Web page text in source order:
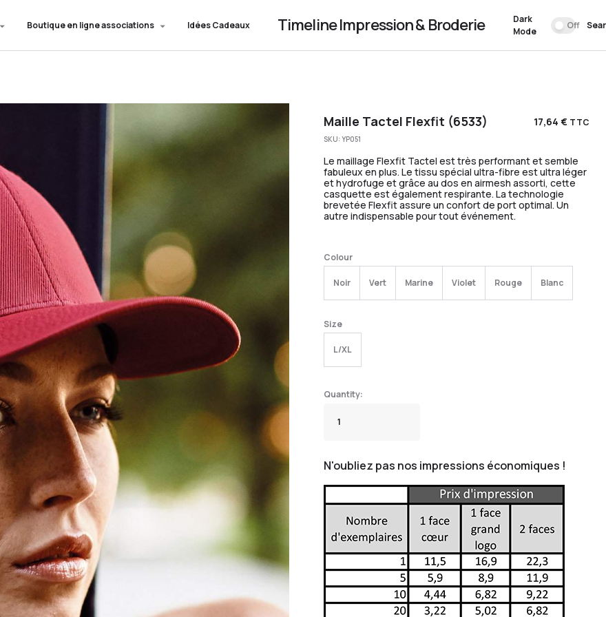
Boutique en ligne associations Idées Cadeaux Timeline Impression & Broderie
Dark
Mode
Off
Maille Tactel Flexfit (6533) 17,64 € TTC
SKU:YP051
Le maillage Flexfit Tactel est très performant et semble
fabuleux en plus. Le tissu spécial ultra-fibre est ultra léger
et hydrofuge et grâce au dos en airmesh assorti, cette
casquette est également respirante. La technologie
brevetée Flexfit assure un confort de port optimal. Un
autre indispensable pour tout événement.
Colour
Noir Vert Marine Violet Rouge Blanc
Size
L/XL
N'oubliez pas nos impressions économiques !